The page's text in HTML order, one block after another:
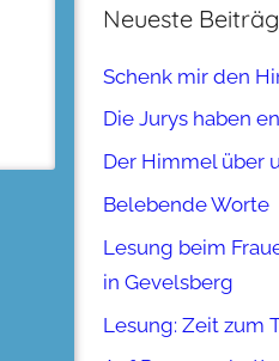
Neueste
Schenk mir den
Die Jurys haben
Der Himmel über
Belebende Worte
Lesung beim
in Gevelsberg
Lesung: Zeit zum